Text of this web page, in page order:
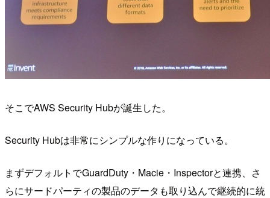
そこでAWS Security Hubが誕生した。
Security Hubは非常にシンプルな作りになっている。
まずデフォルトでGuardDuty・Macie・Inspectorと連携、さ
らにサードパーティの製品のデータも取り込んで継続的に統